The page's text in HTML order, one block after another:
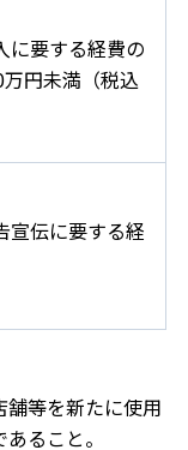
に要する経費の
円未満（税込
宣伝に要する経
等を新たに使用
ること。